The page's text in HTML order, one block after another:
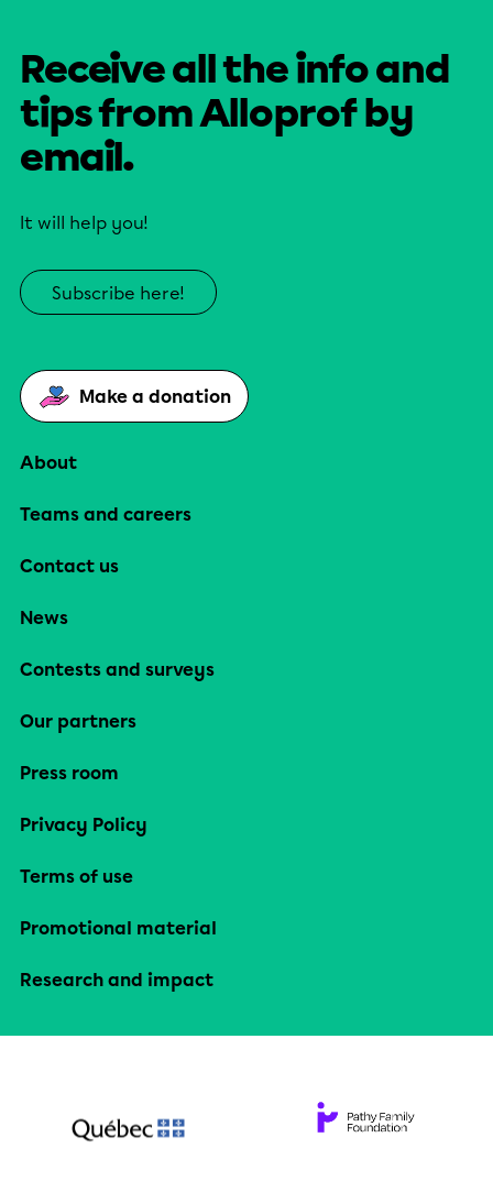
Receive all the info and
tips from Alloprof by
email.
It will help you!
Subscribe here!
Make a donation
About
Teams and careers
Contact us
News
Contests and surveys
Our partners
Press room
Privacy Policy
Terms of use
Promotional material
Research and impact